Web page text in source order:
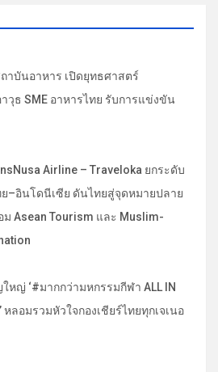
ถาบันอาหาร เปิดยุทธศาสตร์
าวุธ SME อาหารไทย รับการแข่งขัน
Airline – Traveloka ยกระดับ
ย–อินโดนีเซีย ดันไทยสู่จุดหมายปลาย
Asean Tourism และ Muslim-
หญ่ ‘#มากกว่ามหกรรมกีฬา ALL IN
หลอมรวมหัวใจกองเชียร์ไทยทุกเจเนอ